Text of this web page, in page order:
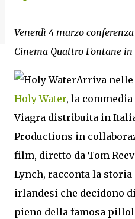
Venerdì 4 marzo
Cinema Quattro Fontane
Arriva nelle
Holy Water, la
Viagra distribuita in
Productions in
film, diretto da Tom
Lynch, racconta la
irlandesi che decidono
pieno della famosa